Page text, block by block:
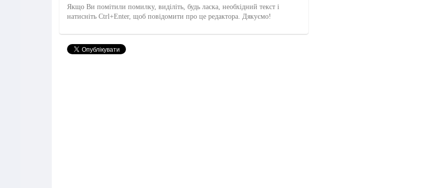
Якщо Ви помітили помилку, виділіть, будь ласка, необхідний текст і
натисніть Ctrl+Enter, щоб повідомити про це редактора. Дякуємо!